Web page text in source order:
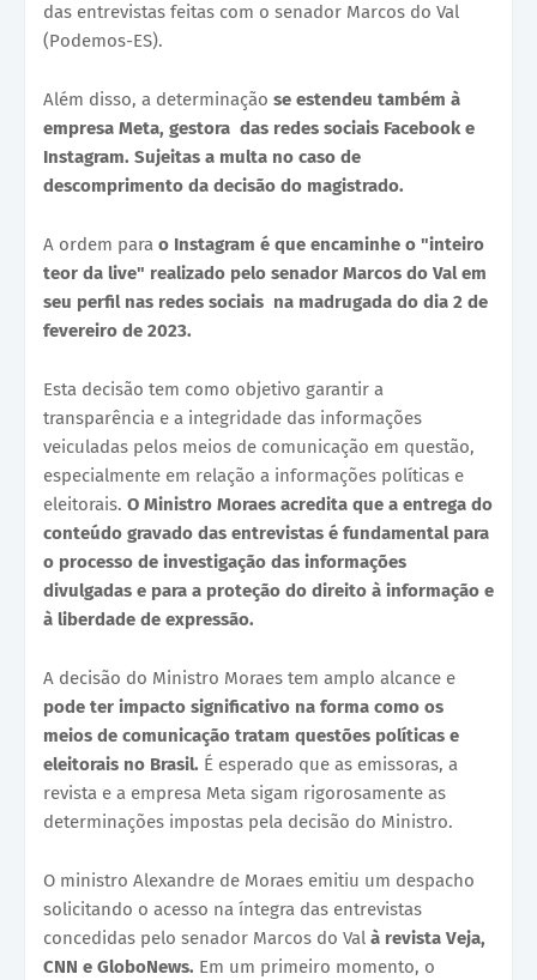
das entrevistas feitas com o senador Marcos do Val
(Podemos-ES).
Além disso, a determinação se estendeu também à
empresa Meta, gestora das redes sociais Facebook e
Instagram. Sujeitas a multa no caso de
descomprimento da decisão do magistrado.
A ordem para o Instagram é que encaminhe o "inteiro
teor da live" realizado pelo senador Marcos do Val em
seu perfil nas redes sociais na madrugada do dia 2 de
fevereiro de 2023.
Esta decisão tem como objetivo garantir a
transparência e a integridade das informações
veiculadas pelos meios de comunicação em questão,
especialmente em relação a informações políticas e
eleitorais. O Ministro Moraes acredita que a entrega do
conteúdo gravado das entrevistas é fundamental para
o processo de investigação das informações
divulgadas e para a proteção do direito à informação e
à liberdade de expressão.
A decisão do Ministro Moraes tem amplo alcance e
pode ter impacto significativo na forma como os
meios de comunicação tratam questões políticas e
eleitorais no Brasil. É esperado que as emissoras, a
revista e a empresa Meta sigam rigorosamente as
determinações impostas pela decisão do Ministro.
O ministro Alexandre de Moraes emitiu um despacho
solicitando o acesso na íntegra das entrevistas
concedidas pelo senador Marcos do Val à revista Veja,
CNN e GloboNews. Em um primeiro momento, o